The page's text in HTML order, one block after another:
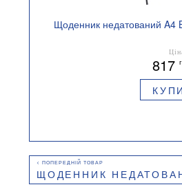
Щоденник недатований A4
817
ЩОДЕННИК